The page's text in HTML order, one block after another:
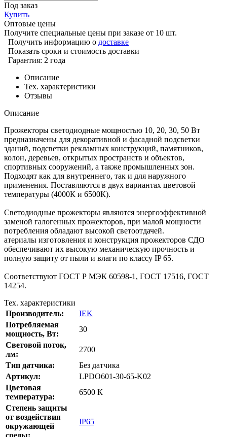
Под заказ
Купить
Оптовые цены
Получите специальные цены при заказе от 10 шт.
Получить информацию о доставке
Показать сроки и стоимость доставки
Гарантия: 2 года
Описание
Тех. характеристики
Отзывы
Описание
Прожекторы светодиодные мощностью 10, 20, 30, 50 Вт
предназначены для декоративной и фасадной подсветки
зданий, подсветки рекламных конструкций, памятников,
колон, деревьев, открытых пространств и объектов,
спортивных сооружений, а также промышленных зон.
Подходят как для внутреннего, так и для наружного
применения. Поставляются в двух вариантах цветовой
температуры (4000К и 6500К).
Светодиодные прожекторы являются энергоэффективной
заменой галогенных прожекторов, при малой мощности
потребления обладают высокой светоотдачей.
атериалы изготовления и конструкция прожекторов СДО
обеспечивают их высокую механическую прочность и
полную защиту от пыли и влаги по классу IP 65.
Соответствуют ГОСТ Р МЭК 60598-1, ГОСТ 17516, ГОСТ
14254.
Тех. характеристики
Производитель:
IEK
Потребляемая
мощность, Вт:
30
Cветовой поток,
лм:
2700
Тип датчика:
Без датчика
Артикул:
LPDO601-30-65-K02
Цветовая
температура:
6500 К
Степень защиты
от воздействия
окружающей
среды:
IP65